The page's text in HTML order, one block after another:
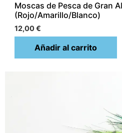
Moscas de Pesca de Gran
(Rojo/Amarillo/Blanco)
12,00€
Añadir al carrito